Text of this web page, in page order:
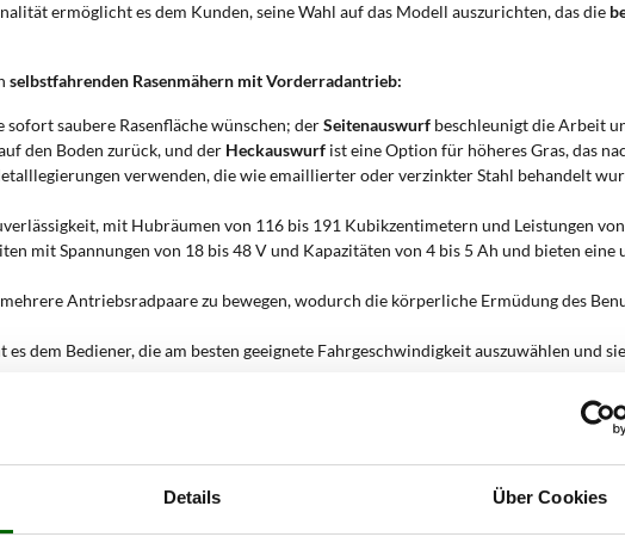
Details Über Cookies
ermöglicht es dem Kunden, seine Wahl auf das Modell auszurichten, das die
selbstfahrenden Rasenmähern mit Vorderradantrieb:
saubere Rasenfläche wünschen; derSeitenauswurf beschleunigt die Arbeit
den Boden zurück, und der Heckauswurf ist eine Option für höheres Gras, das
verwenden, die wie emaillierter oder verzinkter Stahl behandelt
mit Hubräumen von 116 bis 191 Kubikzentimetern und Leistungen
mit Spannungen von 18 bis 48 V und Kapazitäten von 4 bis 5 Ah und bieten
Antriebsradpaare zu bewegen, wodurch die körperliche Ermüdung des
es dem Bediener, die am besten geeignete Fahrgeschwindigkeit auszuwählen und
ermöglicht die gleichzeitige Änderung der Schnitthöhe aller Räder durch Betätigen
und bietet dem Kunden einen vorsichtigen Parameter, um ein angemessen
an, die die Messer in einem einzigen Durchgang mähen, und ist im